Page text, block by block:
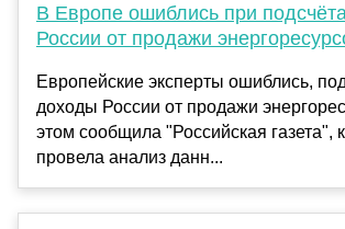
В Европе ошиблись при
России от продажи
Европейские эксперты ошиблись,
доходы России от продажи
этом сообщила "Российская газета",
провела анализ данн...